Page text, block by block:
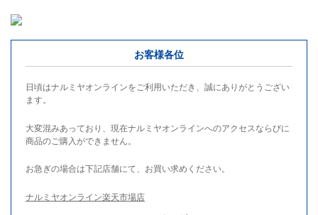
お客様各位
日頃はナルミヤオンラインをご利用いただき、誠にありがとうござい
ます。
大変混みあっており、現在ナルミヤオンラインへのアクセスならびに
商品のご購入ができません。
お急ぎの場合は下記店舗にて、お買い求めください。
ナルミヤオンライン楽天市場店